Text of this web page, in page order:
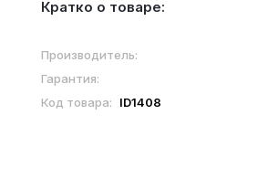
Кратко о товаре:
Производитель:
Гарантия:
Код товара:
ID1408